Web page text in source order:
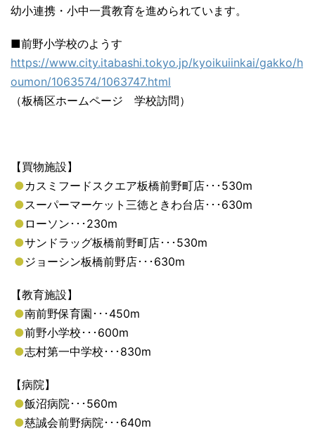
幼小連携・小中一貫教育を進められています。
■前野小学校のようす
https://www.city.itabashi.tokyo.jp/kyoikuiinkai/gakko/h
oumon/1063574/1063747.html
（板橋区ホームページ 学校訪問）
【買物施設】
●カスミフードスクエア板橋前野町店･･･530m
●スーパーマーケット三徳ときわ台店･･･630m
● ローソン･･･230m
●サンドラッグ板橋前野町店･･･530m
●ジョーシン板橋前野店･･･630m
【教育施設】
●南前野保育園･･･450m
●前野小学校･･･600m
●志村第一中学校･･･830m
【病院】
●飯沼病院･･･560m
●慈誠会前野病院･･･640m